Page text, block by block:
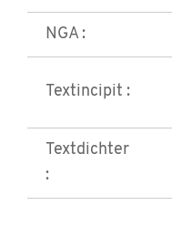
NGA :
Textincipit :
Textdichter
: